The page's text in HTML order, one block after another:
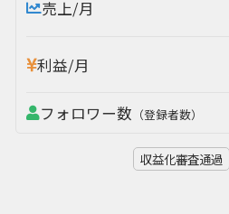
売上/月
利益/月
フォロワー数 （登録者数）
収益化審査通過